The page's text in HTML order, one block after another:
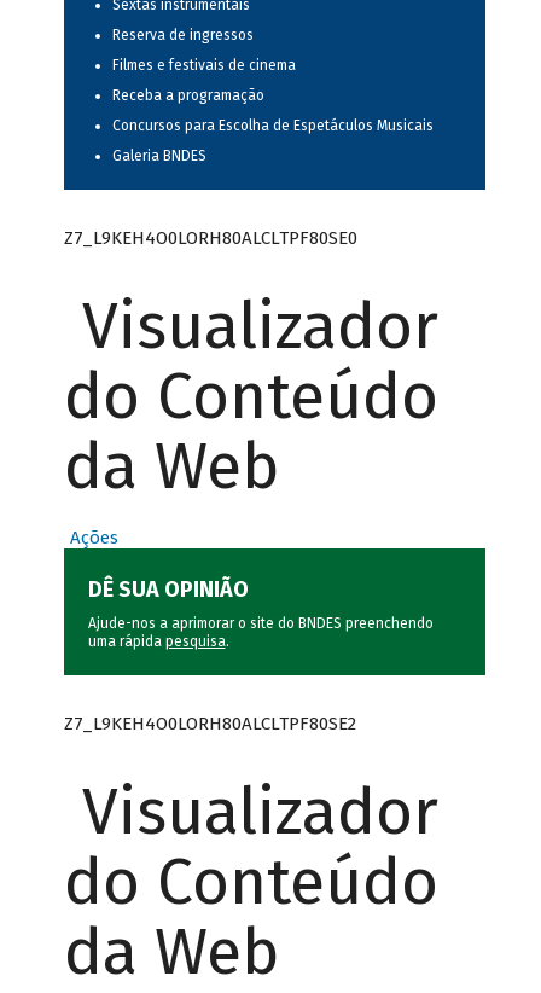
Sextas instrumentais
Reserva de ingressos
Filmes e festivais de cinema
Receba a programação
Concursos para Escolha de Espetáculos Musicais
Galeria BNDES
Z7_L9KEH4O0LORH80ALCLTPF80SE0
Visualizador
do Conteúdo
da Web
Ações
DÊ SUA OPINIÃO
Ajude-nos a aprimorar o site do BNDES preenchendo
uma rápida pesquisa.
Z7_L9KEH4O0LORH80ALCLTPF80SE2
Visualizador
do Conteúdo
da Web